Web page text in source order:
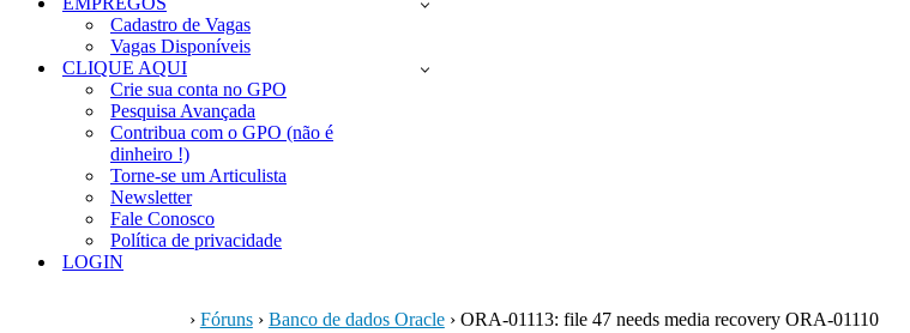
Cadastro de Vagas
Vagas Disponíveis
CLIQUE AQUI
Crie sua conta no GPO
Pesquisa Avançada
Contribua com o GPO (não é
dinheiro !)
Torne-se um Articulista
Newsletter
Fale Conosco
Política de privacidade
LOGIN
› Fóruns › Banco de dados Oracle › ORA-01113: file 47 needs media recovery ORA-01110